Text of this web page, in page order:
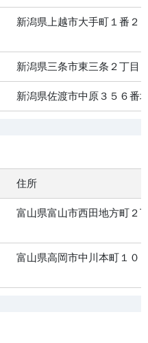
新潟県上越市大手町１番２
新潟県三条市東三条２丁目
新潟県佐渡市中原３５６番
住所
富山県富山市西田地方町２
富山県高岡市中川本町１０